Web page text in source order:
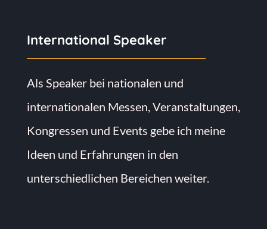
International Speaker
Als Speaker bei nationalen und
internationalen Messen, Veranstaltungen,
Kongressen und Events gebe ich meine
Ideen und Erfahrungen in den
unterschiedlichen Bereichen weiter.